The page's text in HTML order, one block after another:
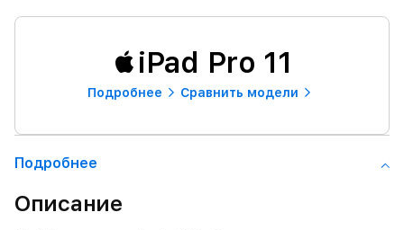
iPad Pro 11
Подробнее Сравнить модели
Подробнее
Описание